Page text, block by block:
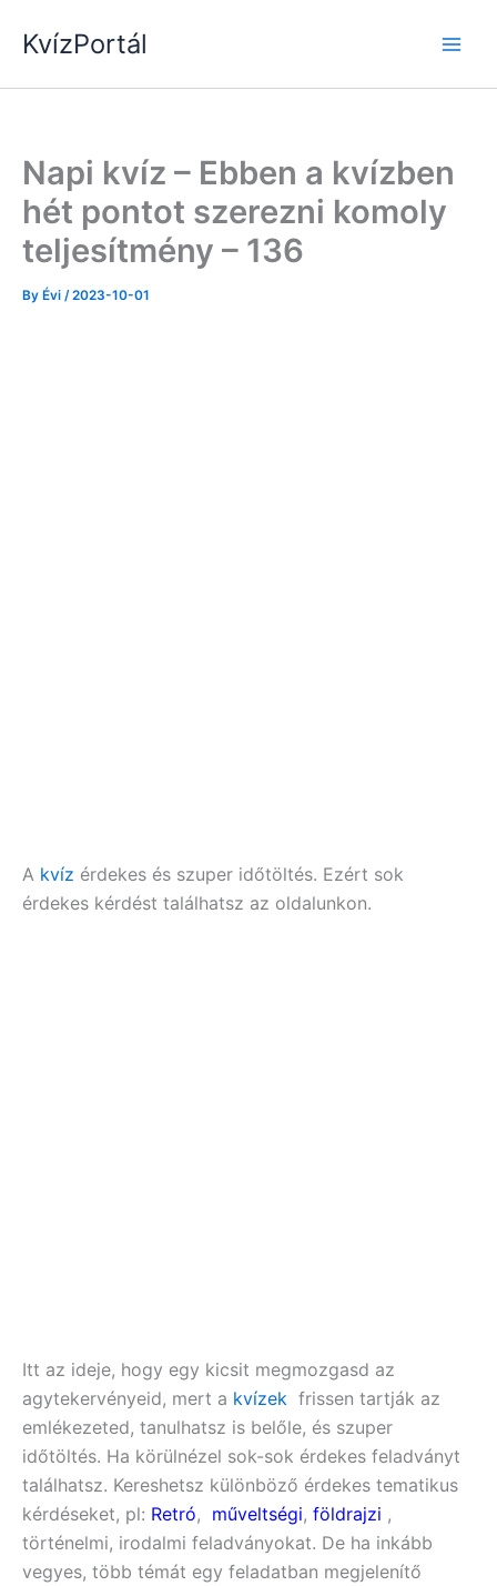
KvízPortál
Napi kvíz – Ebben a kvízben
hét pontot szerezni komoly
teljesítmény – 136
By Évi /2023-10-01
A kvíz érdekes és szuper időtöltés. Ezért sok
érdekes kérdést találhatsz az oldalunkon.
Itt az ideje, hogy egy kicsit megmozgasd az
agytekervényeid, mert a kvízek frissen tartják az
emlékezeted, tanulhatsz is belőle, és szuper
időtöltés. Ha körülnézel sok-sok érdekes feladványt
találhatsz. Kereshetsz különböző érdekes tematikus
kérdéseket, pl: Retró, műveltségi, földrajzi ,
történelmi, irodalmi feladványokat. De ha inkább
vegyes, több témát egy feladatban megjelenítő